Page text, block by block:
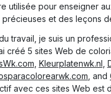
utilisée pour enseigner
et des leçons
travail, je suis un
créé 5 sites Web de
Kleurplatenwk.nl
, and
avec ces sites Web est